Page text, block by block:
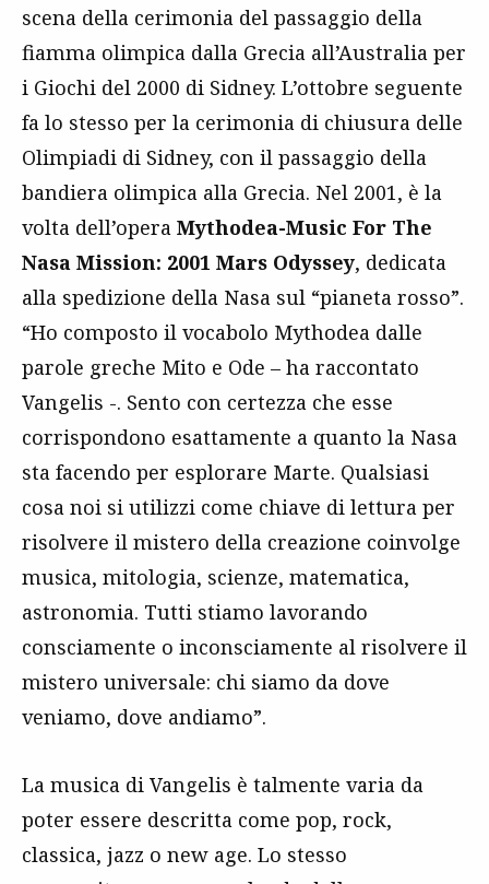
scena della cerimonia del passaggio della
fiamma olimpica dalla Grecia all’Australia per
i Giochi del 2000 di Sidney. L’ottobre seguente
fa lo stesso per la cerimonia di chiusura delle
Olimpiadi di Sidney, con il passaggio della
bandiera olimpica alla Grecia. Nel 2001, è la
volta dell’opera Mythodea-Music For The
Nasa Mission: 2001 Mars Odyssey, dedicata
alla spedizione della Nasa sul “pianeta rosso”.
“Ho composto il vocabolo Mythodea dalle
parole greche Mito e Ode – ha raccontato
Vangelis -. Sento con certezza che esse
corrispondono esattamente a quanto la Nasa
sta facendo per esplorare Marte. Qualsiasi
cosa noi si utilizzi come chiave di lettura per
risolvere il mistero della creazione coinvolge
musica, mitologia, scienze, matematica,
astronomia. Tutti stiamo lavorando
consciamente o inconsciamente al risolvere il
mistero universale: chi siamo da dove
veniamo, dove andiamo”.
La musica di Vangelis è talmente varia da
poter essere descritta come pop, rock,
classica, jazz o new age. Lo stesso